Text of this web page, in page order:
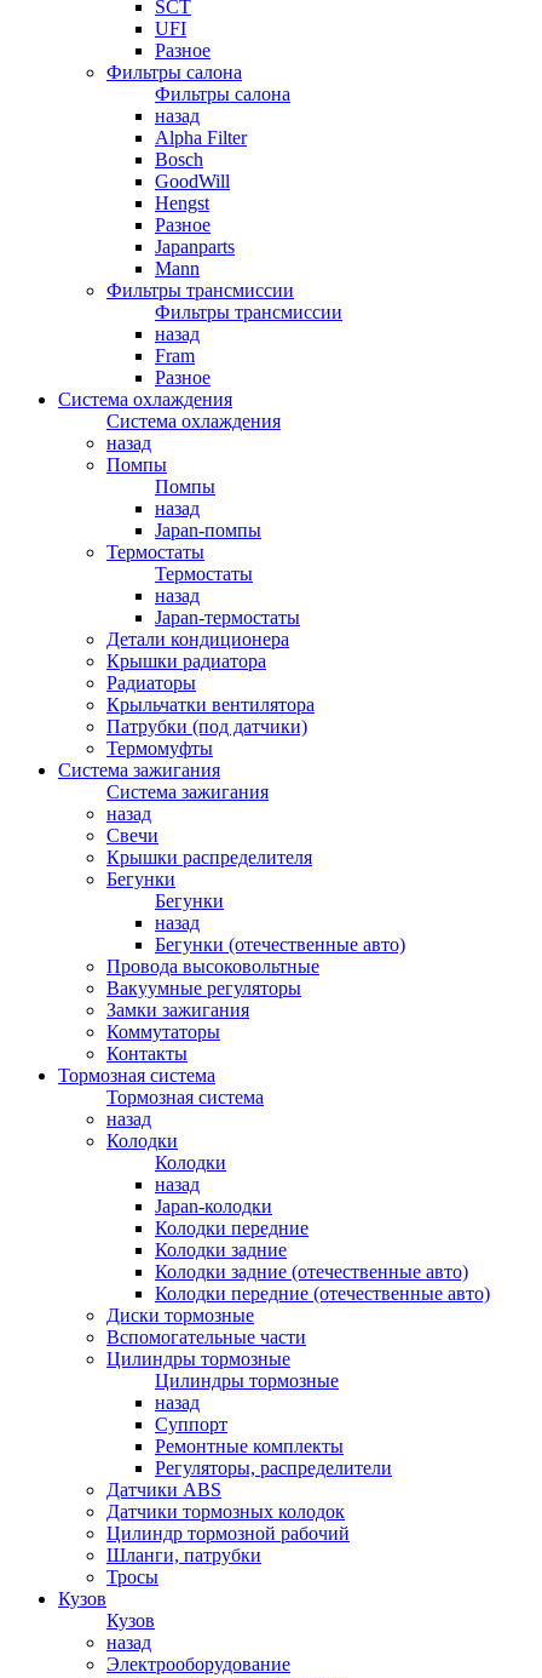
SCT
UFI
Разное
Фильтры салона
Фильтры салона
назад
Alpha Filter
Bosch
GoodWill
Hengst
Разное
Japanparts
Mann
Фильтры трансмиссии
Фильтры трансмиссии
назад
Fram
Разное
Система охлаждения
Система охлаждения
назад
Помпы
Помпы
назад
Japan-помпы
Термостаты
Термостаты
назад
Japan-термостаты
Детали кондиционера
Крышки радиатора
Радиаторы
Крыльчатки вентилятора
Патрубки (под датчики)
Термомуфты
Система зажигания
Система зажигания
назад
Свечи
Крышки распределителя
Бегунки
Бегунки
назад
Бегунки (отечественные авто)
Провода высоковольтные
Вакуумные регуляторы
Замки зажигания
Коммутаторы
Контакты
Тормозная система
Тормозная система
назад
Колодки
Колодки
назад
Japan-колодки
Колодки передние
Колодки задние
Колодки задние (отечественные авто)
Колодки передние (отечественные авто)
Диски тормозные
Вспомогательные части
Цилиндры тормозные
Цилиндры тормозные
назад
Суппорт
Ремонтные комплекты
Регуляторы, распределители
Датчики ABS
Датчики тормозных колодок
Цилиндр тормозной рабочий
Шланги, патрубки
Тросы
Кузов
Кузов
назад
Электрооборудование